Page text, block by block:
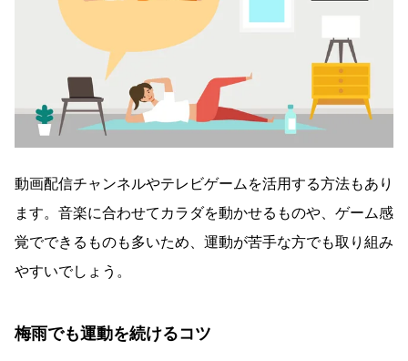
動画配信チャンネルやテレビゲームを活用する方法もあり
ます。音楽に合わせてカラダを動かせるものや、ゲーム感
覚でできるものも多いため、運動が苦手な方でも取り組み
やすいでしょう。
梅雨でも運動を続けるコツ